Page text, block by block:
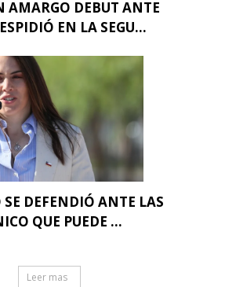
AMARGO DEBUT ANTE
EN LA SEGU...
DEFENDIÓ ANTE LAS
QUE PUEDE ...
Leer mas